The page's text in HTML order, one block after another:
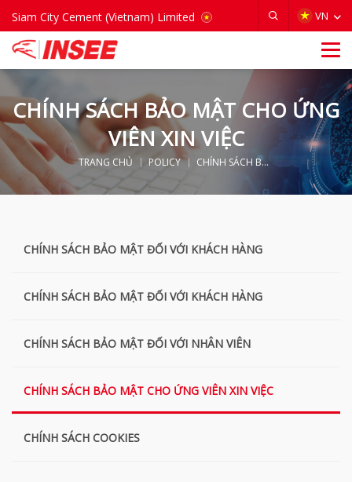
Siam City Cement (Vietnam) Limited VN
CHÍNH SÁCH BẢO MẬT CHO ỨNG
VIÊN XIN VIỆC
TRANG CHỦ POLICY CHÍNH SÁCH BẢO MẬT CHO ỨNG VIÊN XIN VIỆC
CHÍNH SÁCH BẢO MẬT ĐỐI VỚI KHÁCH HÀNG
CHÍNH SÁCH BẢO MẬT ĐỐI VỚI KHÁCH HÀNG
CHÍNH SÁCH BẢO MẬT ĐỐI VỚI NHÂN VIÊN
CHÍNH SÁCH BẢO MẬT CHO ỨNG VIÊN XIN VIỆC
CHÍNH SÁCH COOKIES